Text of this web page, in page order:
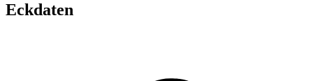
Eckdaten